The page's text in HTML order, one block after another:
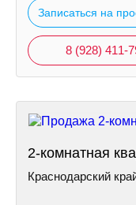
Записаться на
8 (928) 411-
2-комнатная
Краснодарский